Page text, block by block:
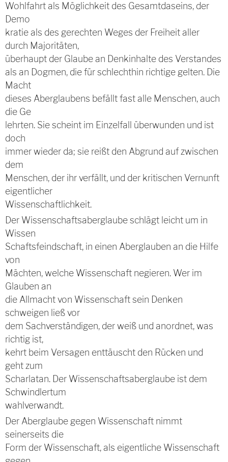
Wohlfahrt als Möglichkeit des Gesamtdaseins, der
Demo
kratie als des gerechten Weges der Freiheit aller
durch Majoritäten,
überhaupt der Glaube an Denkinhalte des Verstandes
als an Dogmen, die für schlechthin richtige gelten. Die
Macht
dieses Aberglaubens befällt fast alle Menschen, auch
die Ge
lehrten. Sie scheint im Einzelfall überwunden und ist
doch
immer wieder da; sie reißt den Abgrund auf zwischen
dem
Menschen, der ihr verfällt, und der kritischen Vernunft
eigentlicher
Wissenschaftlichkeit.
Der Wissenschaftsaberglaube schlägt leicht um in
Wissen
Schaftsfeindschaft, in einen Aberglauben an die Hilfe
von
Mächten, welche Wissenschaft negieren. Wer im
Glauben an
die Allmacht von Wissenschaft sein Denken
schweigen ließ vor
dem Sachverständigen, der weiß und anordnet, was
richtig ist,
kehrt beim Versagen enttäuscht den Rücken und
geht zum
Scharlatan. Der Wissenschaftsaberglaube ist dem
Schwindlertum
wahlverwandt.
Der Aberglaube gegen Wissenschaft nimmt
seinerseits die
Form der Wissenschaft, als eigentliche Wissenschaft